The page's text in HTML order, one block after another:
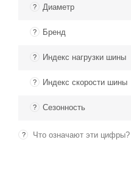
? Диаметр
? Бренд
? Индекс нагрузки шины
? Индекс скорости шины
? Сезонность
? Что означают эти цифры?